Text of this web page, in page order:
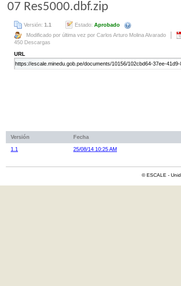
07 Res5000.dbf.zip
Versión: 1.1 Estado: Aprobado
Modificado por última vez por Carlos Arturo Molina Alvarado
450 Descargas
URL
Versión Fecha
1.1 25/08/14 10:25 AM
© ESCALE -